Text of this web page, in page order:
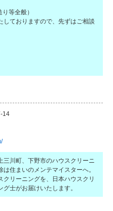
等全般）
しておりますので、先ずはご相談
14
川町、下野市のハウスクリーニ
住まいのメンテマイスターへ。
リーニングを、日本ハウスクリ
士がお届けいたします。